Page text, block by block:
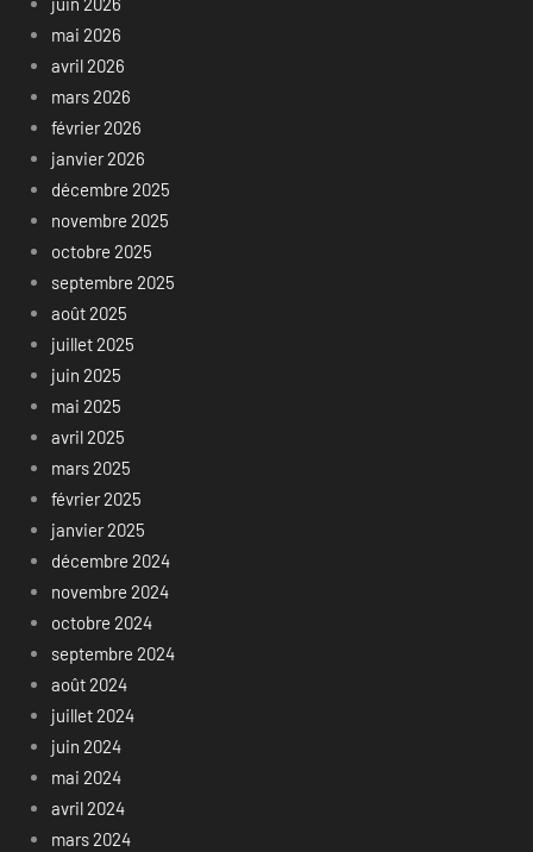
mai 2026
avril 2026
mars 2026
février 2026
janvier 2026
décembre 2025
novembre 2025
octobre 2025
septembre 2025
août 2025
juillet 2025
juin 2025
mai 2025
avril 2025
mars 2025
février 2025
janvier 2025
décembre 2024
novembre 2024
octobre 2024
septembre 2024
août 2024
juillet 2024
juin 2024
mai 2024
avril 2024
mars 2024